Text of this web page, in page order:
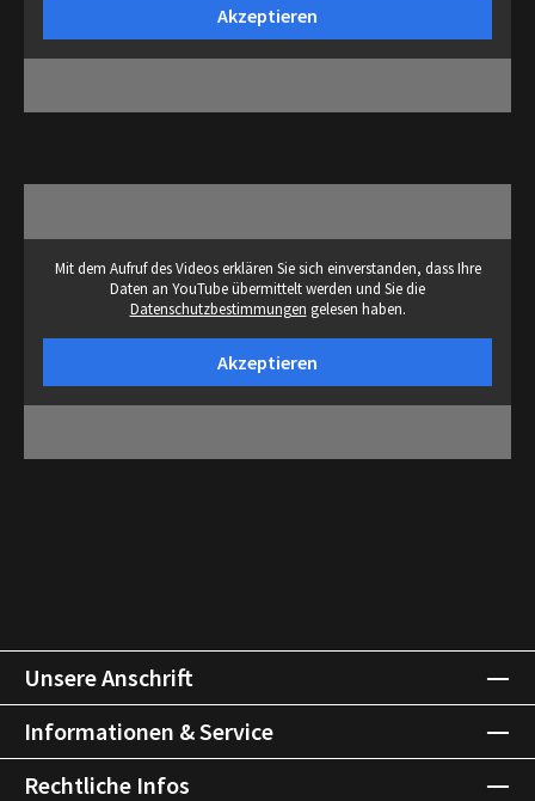
Akzeptieren
Mit dem Aufruf des Videos erklären Sie sich einverstanden, dass Ihre
Daten an YouTube übermittelt werden und Sie die
Datenschutzbestimmungen gelesen haben.
Akzeptieren
Unsere Anschrift
Informationen & Service
Rechtliche Infos